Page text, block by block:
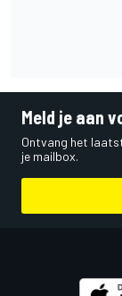
Meld je aan
Ontvang het
je mailbox.